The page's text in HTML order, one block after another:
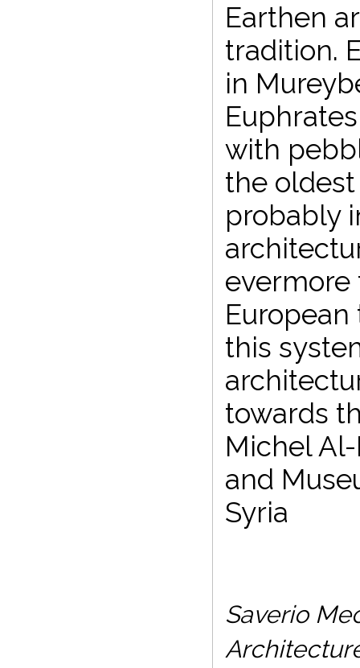
Earthen
tradition.
in
with
the
probably
evermore
this
towards
Michel
and
Syria
Saverio